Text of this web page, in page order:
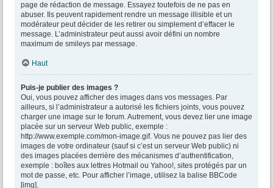
page de rédaction de message. Essayez toutefois de ne pas en
abuser. Ils peuvent rapidement rendre un message illisible et un
modérateur peut décider de les retirer ou simplement d’effacer le
message. L’administrateur peut aussi avoir défini un nombre
maximum de smileys par message.
Haut
Puis-je publier des images ?
Oui, vous pouvez afficher des images dans vos messages. Par
ailleurs, si l’administrateur a autorisé les fichiers joints, vous pouvez
charger une image sur le forum. Autrement, vous devez lier une image
placée sur un serveur Web public, exemple :
http://www.exemple.com/mon-image.gif. Vous ne pouvez pas lier des
images de votre ordinateur (sauf si c’est un serveur Web public) ni
des images placées derrière des mécanismes d’authentification,
exemple : boîtes aux lettres Hotmail ou Yahoo!, sites protégés par un
mot de passe, etc. Pour afficher l’image, utilisez la balise BBCode
[img].